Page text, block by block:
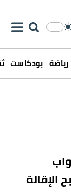
رياضة بودكاست